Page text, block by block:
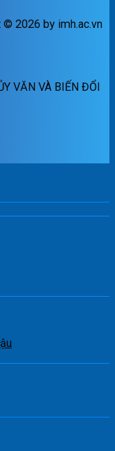
© 2026 by imh.ac.vn
VĂN VÀ BIẾN ĐỔI